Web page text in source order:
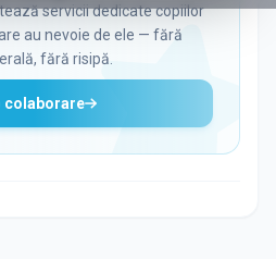
servicii dedicate copiilor
au nevoie de ele — fără
fără risipă.
colaborare